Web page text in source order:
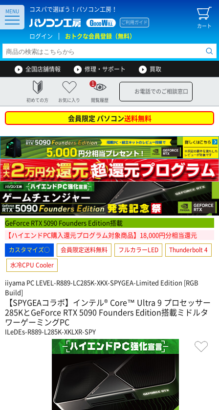
コスパで選ぼう！パソコン工房！
カート
ご利用ガイド
ログイン おトクな会員登録（無料）
MENU
全国店舗情報 修理・サポート 買取
初めての方 お気に入り 閲覧履歴
1
お電話でのご相談窓口
会員限定 パソコン送料無料
GeForce RTX 5090 Founders Edition搭載
【ハイエンドPC購入還元プログラム対象商品】18,000円分相当還元
カスタマイズ○ 会員限定送料無料 フルカラーLED
Thunderbolt 4
水冷CPU Cooler
iiyama PC LEVEL-R889-LC285K-XKX-SPYGEA-Limited Edition [RGB
Build]
【SPYGEAコラボ】インテル® Core™ Ultra 9 プロセッサー
285KとGeForce RTX 5090 Founders Edition搭載ミドルタ
ワーゲーミングPC
ILeDEs-R889-L285K-XKLXR-SPY